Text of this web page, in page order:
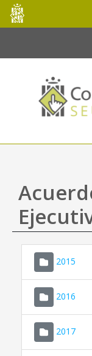
Saltar al contenido
Consell
de
Mallorca
2015
2016
2017